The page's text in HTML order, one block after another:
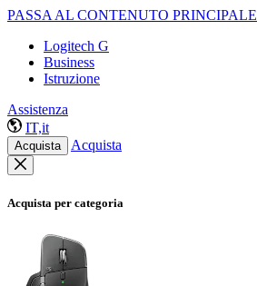
PASSA AL CONTENUTO PRINCIPALE
Logitech G
Business
Istruzione
Assistenza
IT,it
Acquista Acquista
Acquista per categoria